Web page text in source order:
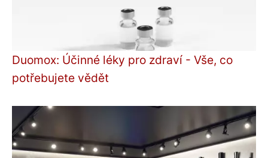
Duomox: Účinné léky pro zdraví - Vše, co
potřebujete vědět